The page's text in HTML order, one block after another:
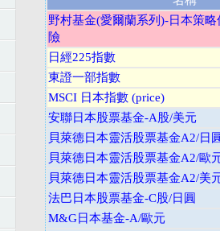
野村基金(愛爾蘭系列)-日本策
險
日經225指數
東證一部指數
MSCI 日本指數 (price)
安聯日本股票基金-A股/美元
貝萊德日本靈活股票基金A2/日
貝萊德日本靈活股票基金A2/歐
貝萊德日本靈活股票基金A2/美
法巴日本股票基金-C股/日圓
M&G日本基金-A/歐元